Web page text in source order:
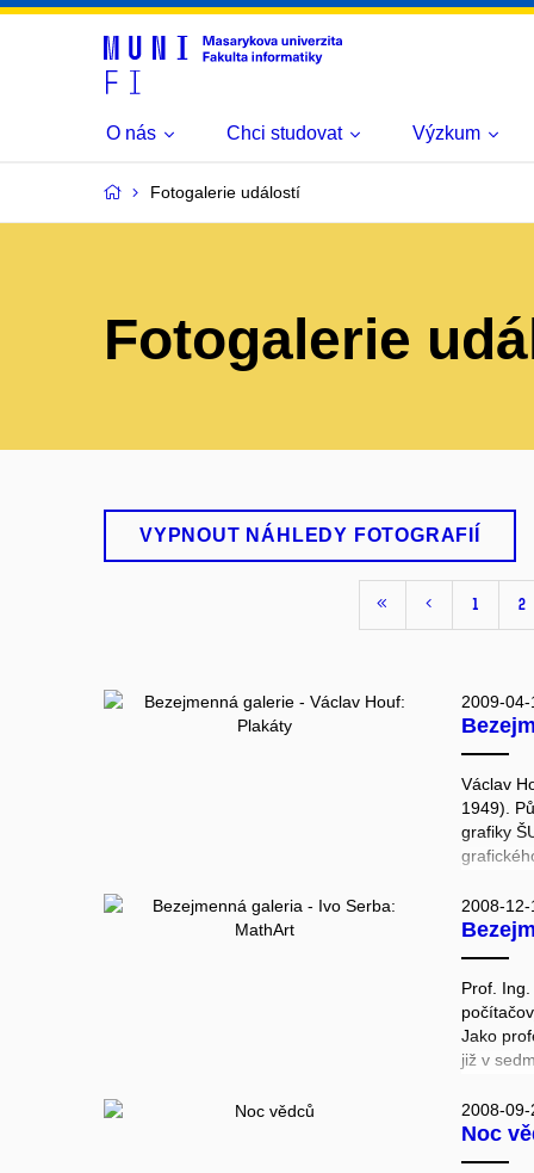
O nás Chci studovat Výzkum
Fotogalerie událostí
Fotogalerie
VYPNOUT NÁHLEDY FOTOGRAFIÍ
1 2
2009-04-
Václav
1949).
grafiky
2008-12-
Prof.
Jako
již v
esteticky
2008-09-
Noc